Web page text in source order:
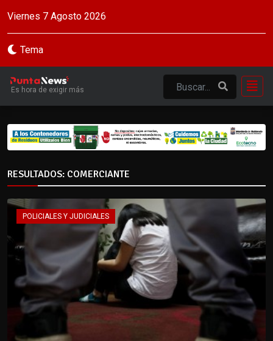
Viernes 7 Agosto 2026
Tema
Es hora de exigir más
RESULTADOS: COMERCIANTE
POLICIALES Y JUDICIALES